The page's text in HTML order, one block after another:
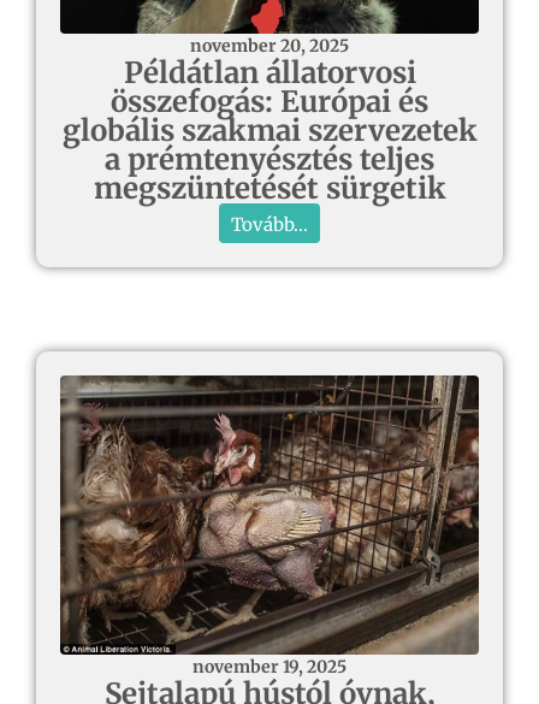
november 20, 2025
Példátlan állatorvosi
összefogás: Európai és
globális szakmai szervezetek
a prémtenyésztés teljes
megszüntetését sürgetik
Tovább...
november 19, 2025
Sejtalapú hústól óvnak,